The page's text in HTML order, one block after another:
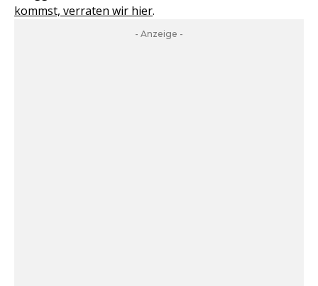
kommst, verraten wir hier.
- Anzeige -